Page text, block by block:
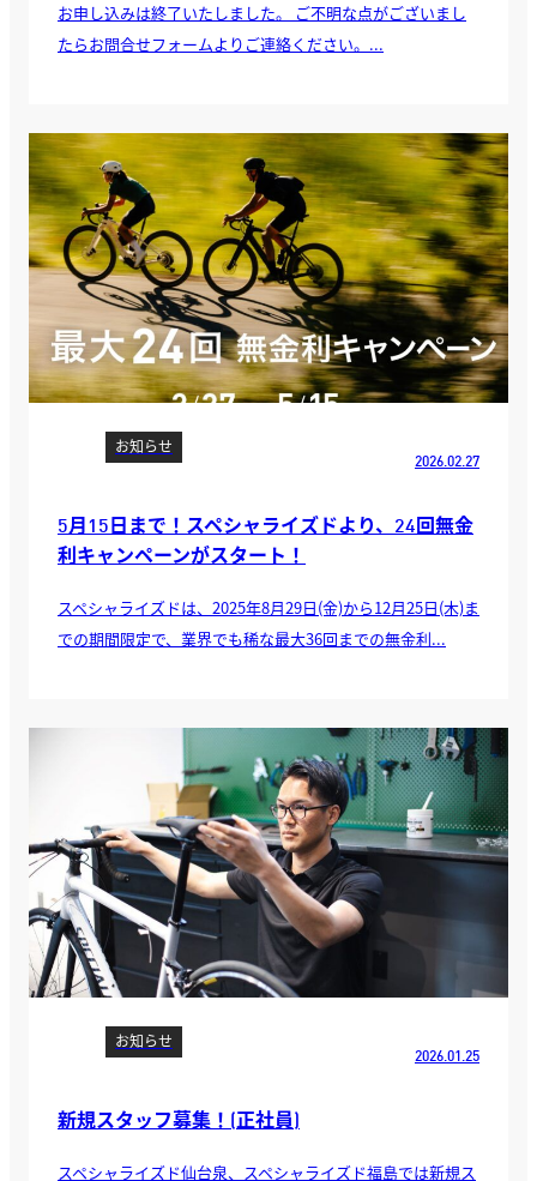
お申し込みは終了いたしました。 ご不明な点がございまし
たらお問合せフォームよりご連絡ください。...
お知らせ
2026.02.27
5月15日まで！スペシャライズドより、24回無金
利キャンペーンがスタート！
スペシャライズドは、2025年8月29日(金)から12月25日(木)ま
での期間限定で、業界でも稀な最大36回までの無金利...
お知らせ
2026.01.25
新規スタッフ募集！(正社員)
スペシャライズド仙台泉、スペシャライズド福島では新規ス